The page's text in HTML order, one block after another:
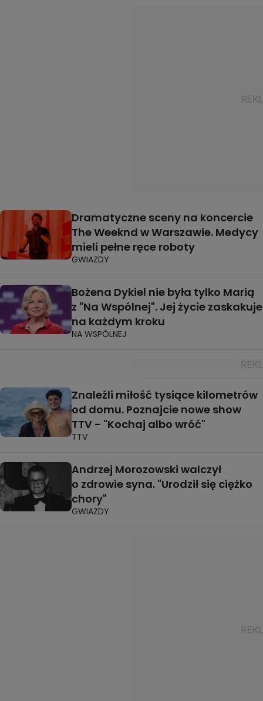
Dramatyczne sceny na koncercie
The Weeknd w Warszawie. Medycy
mieli pełne ręce roboty
GWIAZDY
Bożena Dykiel nie była tylko Marią
z "Na Wspólnej". Jej życie zaskakuje
na każdym kroku
NA WSPÓLNEJ
Znaleźli miłość tysiące kilometrów
od domu. Poznajcie nowe show
TTV - "Kochaj albo wróć"
TTV
Andrzej Morozowski walczył
o zdrowie syna. "Urodził się ciężko
chory"
GWIAZDY